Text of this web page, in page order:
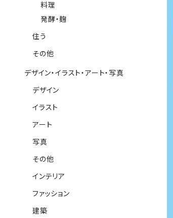
料理
発酵・麹
住う
その他
デザイン・イラスト・アート・写真
デザイン
イラスト
アート
写真
その他
インテリア
ファッション
建築